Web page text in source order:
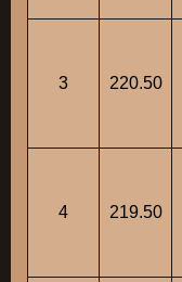
3 220.50
4 219.50